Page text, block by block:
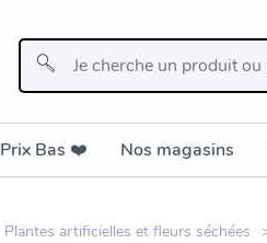
Prix Bas ❤️️ Nos magasins
Plantes artificielles et fleurs séchées